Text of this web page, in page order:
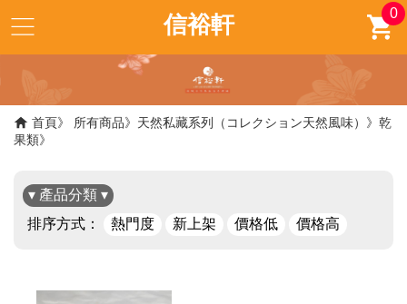
信裕軒 0
首頁 所有商品 天然私藏系列（コレクション天然風味）
乾
果類
▾ 產品分類 ▾
排序方式：
熱門度 新上架 價格低 價格高